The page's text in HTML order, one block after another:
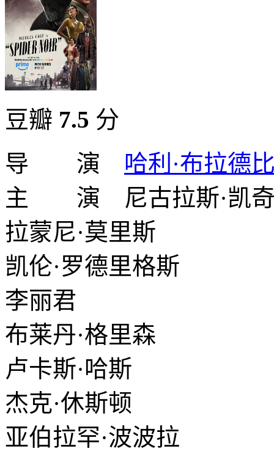
豆瓣 7.5 分
导 演 哈利·布拉德
主 演 尼古拉斯·凯
拉蒙尼·莫里斯
凯伦·罗德里格斯
李丽君
布莱丹·格里森
卢卡斯·哈斯
杰克·休斯顿
亚伯拉罕·波波拉